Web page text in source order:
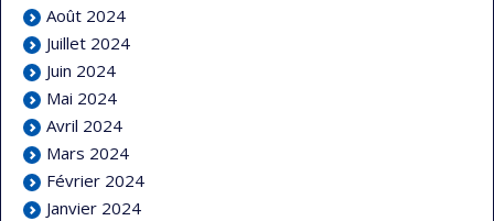
Août 2024
Juillet 2024
Juin 2024
Mai 2024
Avril 2024
Mars 2024
Février 2024
Janvier 2024